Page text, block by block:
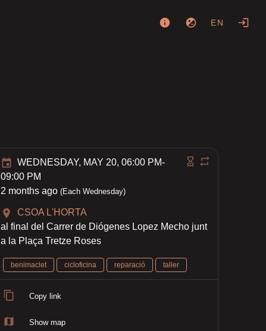
EN
WEDNESDAY, MAY 20, 06:00 PM-
09:00 PM
2 months ago (Each Wednesday)
CSOA L'HORTA
al final del Carrer de Diógenes Lopez Mecho junt
a la Plaça Tretze Roses
benimaclet cicloficina reparació taller
Copy link
Show map